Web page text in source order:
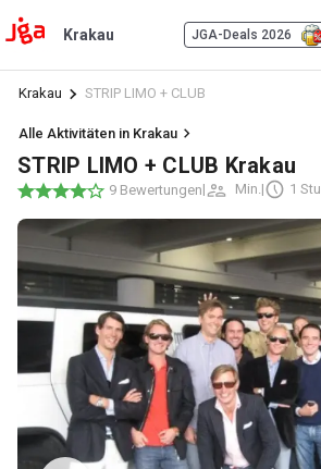
Krakau JGA-Deals 2026
Krakau STRIP LIMO + CLUB
Alle Aktivitäten in Krakau
STRIP LIMO + CLUB Krakau
9 Bewertungen| Min.| 1